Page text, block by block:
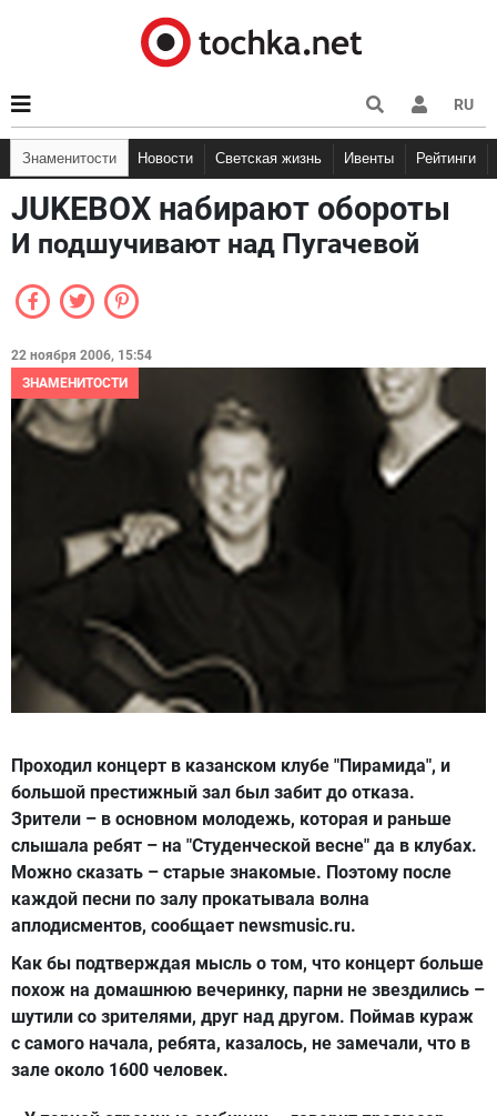
RU
Знаменитости Новости Светская жизнь Ивенты Рейтинги
JUKEBOX набирают обороты
И подшучивают над Пугачевой
22 ноября 2006, 15:54
ЗНАМЕНИТОСТИ
Проходил концерт в казанском клубе "Пирамида", и
большой престижный зал был забит до отказа.
Зрители – в основном молодежь, которая и раньше
слышала ребят – на "Студенческой весне" да в клубах.
Можно сказать – старые знакомые. Поэтому после
каждой песни по залу прокатывала волна
аплодисментов, сообщает newsmusic.ru.
Как бы подтверждая мысль о том, что концерт больше
похож на домашнюю вечеринку, парни не звездились –
шутили со зрителями, друг над другом. Поймав кураж
с самого начала, ребята, казалось, не замечали, что в
зале около 1600 человек.